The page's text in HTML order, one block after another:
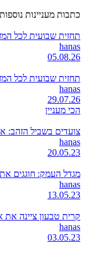
כתבות מעניינות נוספות
תחזית שבועית לכל
hanas
05.08.26
תחזית שבועית לכל
hanas
29.07.26
הכי מעניין
צועדים בשביל הזהב:
hanas
20.05.23
מגדל העמק: חוגגים
hanas
13.05.23
קרית טבעון ציינה את אירועי
hanas
03.05.23